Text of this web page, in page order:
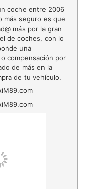
coche entre 2006
más seguro es que
más por la gran
de coches, con lo
una
compensación por
de más en la
de tu vehículo.